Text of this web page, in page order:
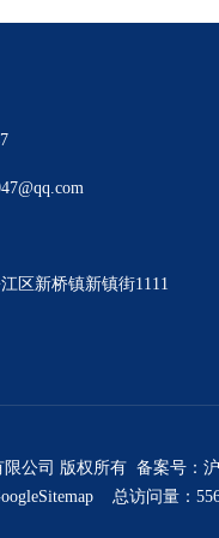
区新桥镇新镇街1111
公司 版权所有 备案号：
总访问量：